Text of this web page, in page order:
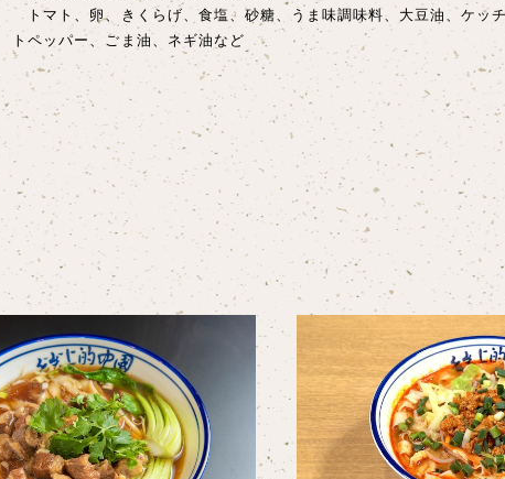
トマト、卵、きくらげ、食塩、砂糖、うま味調味料、大豆油、ケッ
トペッパー、ごま油、ネギ油など